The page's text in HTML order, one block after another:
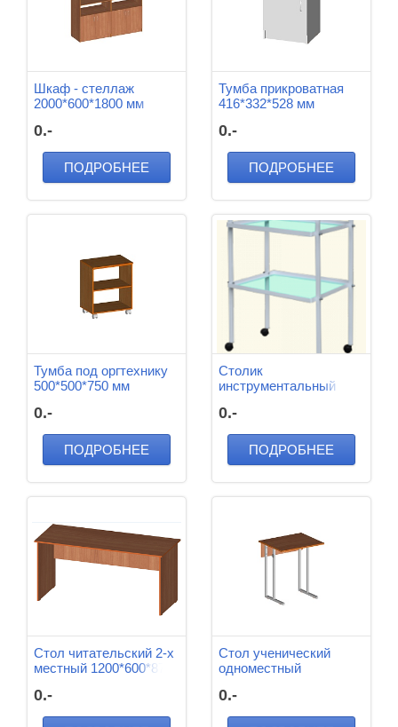
Шкаф - стеллаж
2000*600*1800 мм
0.-
ПОДРОБНЕЕ
Тумба прикроватная
416*332*528 мм
0.-
ПОДРОБНЕЕ
Тумба под оргтехнику
500*500*750 мм
0.-
ПОДРОБНЕЕ
Столик
инструментальный
стеклянными полками
580*450*650 мм
0.-
ПОДРОБНЕЕ
Стол читательский 2-х
местный 1200*600*870
0.-
Стол ученический
одноместный
0.-